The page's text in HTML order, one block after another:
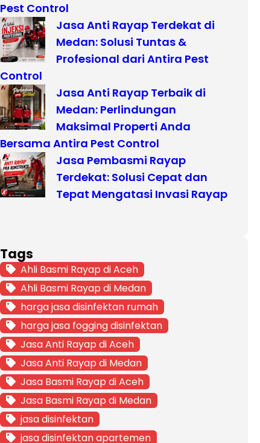
Pest Control
Jasa Anti Rayap Terdekat di
Medan: Solusi Tuntas &
Profesional dari Antira Pest
Control
Jasa Anti Rayap Terbaik di
Medan: Perlindungan
Maksimal Properti Anda
Bersama Antira Pest Control
Jasa Pembasmi Rayap
Terdekat: Solusi Cepat dan
Tepat Mengatasi Invasi Rayap
Tags
Ahli Basmi Rayap di Aceh
Ahli Basmi Rayap di Medan
harga jasa disinfektan rumah
harga jasa fogging disinfektan
Jasa Anti Rayap di Aceh
Jasa Anti Rayap di Medan
Jasa Basmi Rayap di Aceh
Jasa Basmi Rayap di Medan
jasa disinfektan
jasa disinfektan apartemen